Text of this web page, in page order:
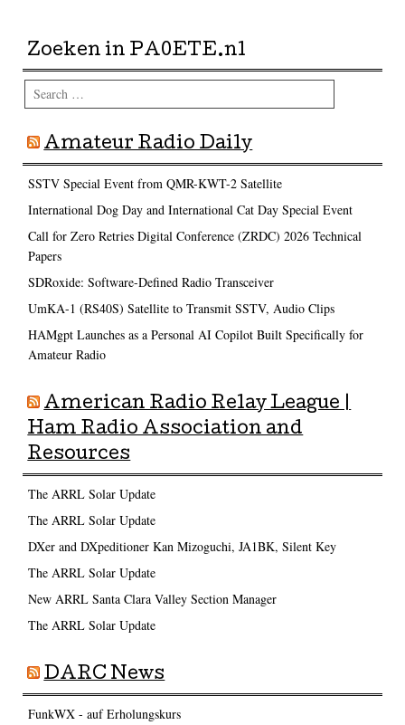
Zoeken in PA0ETE.nl
Search
Amateur Radio Daily
SSTV Special Event from QMR-KWT-2 Satellite
International Dog Day and International Cat Day Special Event
Call for Zero Retries Digital Conference (ZRDC) 2026 Technical
Papers
SDRoxide: Software-Defined Radio Transceiver
UmKA-1 (RS40S) Satellite to Transmit SSTV, Audio Clips
HAMgpt Launches as a Personal AI Copilot Built Specifically for
Amateur Radio
American Radio Relay League |
Ham Radio Association and
Resources
The ARRL Solar Update
The ARRL Solar Update
DXer and DXpeditioner Kan Mizoguchi, JA1BK, Silent Key
The ARRL Solar Update
New ARRL Santa Clara Valley Section Manager
The ARRL Solar Update
DARC News
FunkWX - auf Erholungskurs